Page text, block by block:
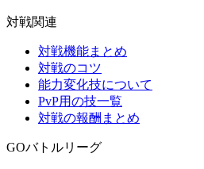
対戦関連
対戦機能まとめ
対戦のコツ
能力変化技について
PvP用の技一覧
対戦の報酬まとめ
GOバトルリーグ